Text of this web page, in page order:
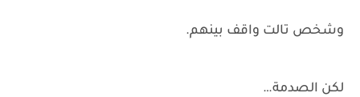
وشخص تالت واقف بينهم.
لكن الصدمة…